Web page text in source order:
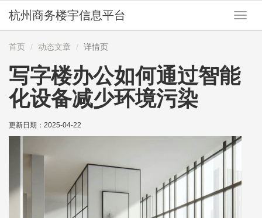
切
换
杭州商务楼宇信息平台
首页 动态文章 详情页
写字楼办公如何通过智能
化设备减少环境污染
更新日期： 2025-04-22